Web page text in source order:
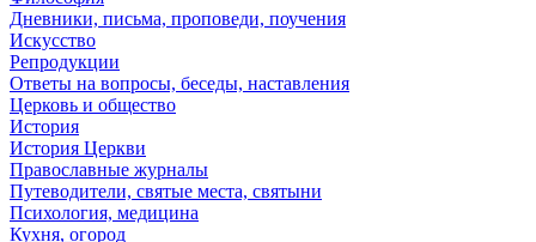
Дневники, письма, проповеди, поучения
Искусство
Репродукции
Ответы на вопросы, беседы, наставления
Церковь и общество
История
История Церкви
Православные журналы
Путеводители, святые места, святыни
Психология, медицина
Кухня, огород